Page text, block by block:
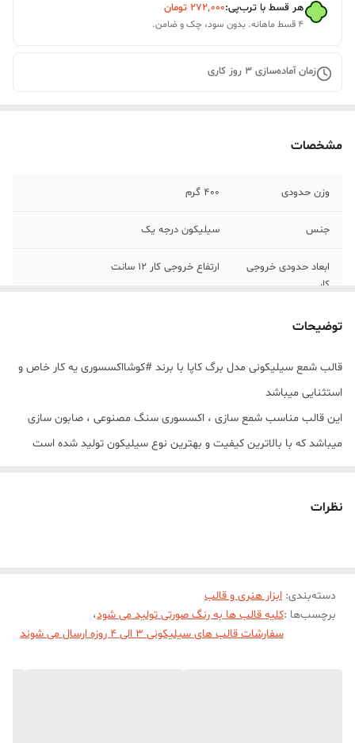
هر قسط با ترب‌پی:۲۷۲٬۰۰۰ تومان
۴ قسط ماهانه. بدون سود، چک و ضامن.
زمان آماده‌سازی 3 روز کاری
مشخصات
وزن حدودی 400 گرم
جنس سیلیکون درجه یک
ابعاد حدودی خروجی
کار
ارتفاع خروجی کار 12 سانت
توضیحات
قالب شمع سیلیکونی مدل برگ کاپا با برند #کوشااکسسوری یه کار خاص و
استثنایی میباشد
این قالب مناسب شمع سازی ، اکسسوری سنگ مصنوعی ، صابون سازی
میباشد که با بالاترین کیفیت و بهترین نوع سیلیکون تولید شده است
نظرات
دسته‌بندی: ابزار هنری و قالب
برچسب‌ها :کلیه قالب ها به رنگ صورتی تولید می شود،
سفارشات قالب های سیلیکونی 3 الی 4 روزه ارسال می شوند